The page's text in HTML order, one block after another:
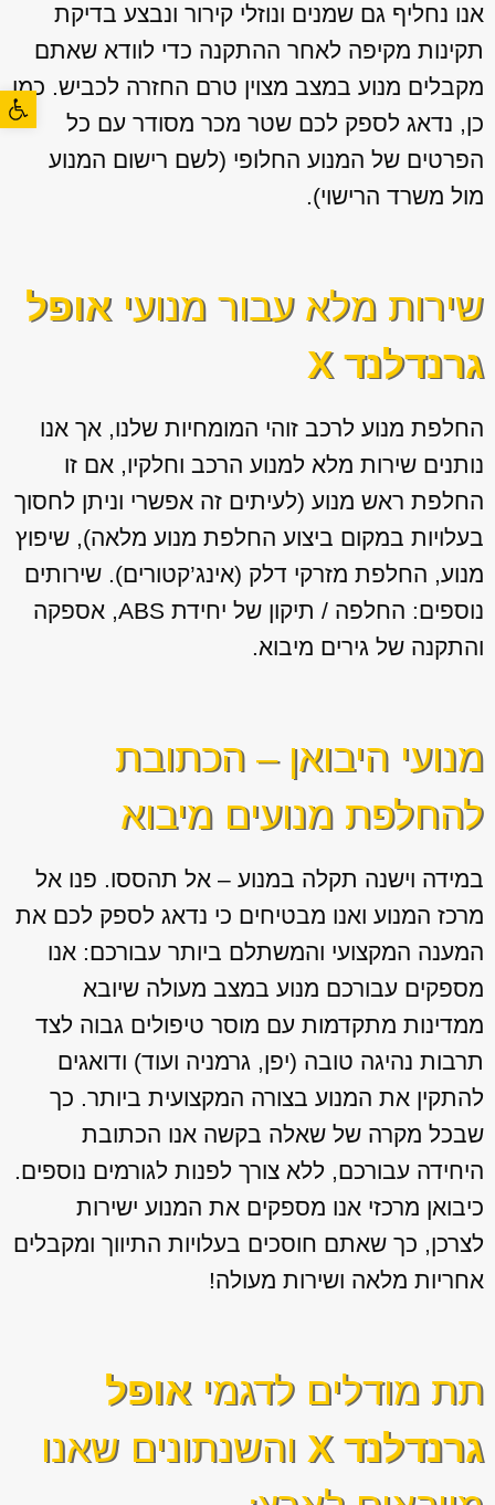
פתח
אנו נחליף גם שמנים ונוזלי קירור ונבצע בדיקת
תקינות מקיפה לאחר ההתקנה כדי לוודא שאתם
מקבלים מנוע במצב מצוין טרם החזרה לכביש. כמו
כן, נדאג לספק לכם שטר מכר מסודר עם כל
הפרטים של המנוע החלופי (לשם רישום המנוע
מול משרד הרישוי).
שירות מלא עבור מנועי אופל
גרנדלנד X
החלפת מנוע לרכב זוהי המומחיות שלנו, אך אנו
נותנים שירות מלא למנוע הרכב וחלקיו, אם זו
החלפת ראש מנוע (לעיתים זה אפשרי וניתן לחסוך
בעלויות במקום ביצוע החלפת מנוע מלאה), שיפוץ
מנוע, החלפת מזרקי דלק (אינג’קטורים). שירותים
נוספים: החלפה / תיקון של יחידת ABS, אספקה
והתקנה של גירים מיבוא.
מנועי היבואן – הכתובת
להחלפת מנועים מיבוא
במידה וישנה תקלה במנוע – אל תהססו. פנו אל
מרכז המנוע ואנו מבטיחים כי נדאג לספק לכם את
המענה המקצועי והמשתלם ביותר עבורכם: אנו
מספקים עבורכם מנוע במצב מעולה שיובא
ממדינות מתקדמות עם מוסר טיפולים גבוה לצד
תרבות נהיגה טובה (יפן, גרמניה ועוד) ודואגים
להתקין את המנוע בצורה המקצועית ביותר. כך
שבכל מקרה של שאלה בקשה אנו הכתובת
היחידה עבורכם, ללא צורך לפנות לגורמים נוספים.
כיבואן מרכזי אנו מספקים את המנוע ישירות
לצרכן, כך שאתם חוסכים בעלויות התיווך ומקבלים
אחריות מלאה ושירות מעולה!
תת מודלים לדגמי אופל
גרנדלנד X
והשנתונים שאנו